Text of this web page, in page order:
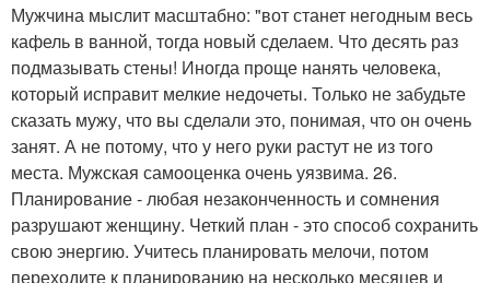
Мужчина мыслит масштабно: "вот станет негодным весь
кафель в ванной, тогда новый сделаем. Что десять раз
подмазывать стены! Иногда проще нанять человека,
который исправит мелкие недочеты. Только не забудьте
сказать мужу, что вы сделали это, понимая, что он очень
занят. А не потому, что у него руки растут не из того
места. Мужская самооценка очень уязвима. 26.
Планирование - любая незаконченность и сомнения
разрушают женщину. Четкий план - это способ сохранить
свою энергию. Учитесь планировать мелочи, потом
переходите к планированию на несколько месяцев и